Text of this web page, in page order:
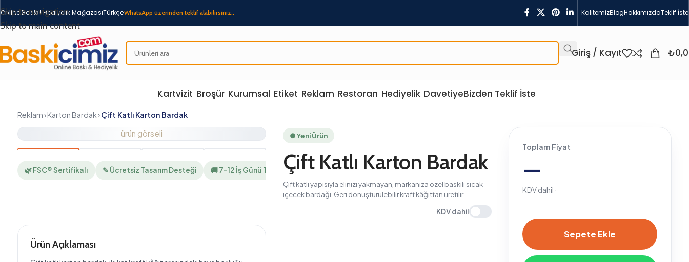
Skip to navigation
Skip to main content
Online Baskı I Hediyelik MağazasıTürkçeWhatsApp üzerinden teklif alabilirsiniz.. KalitemizBlogHakkımızdaTeklif İste
Giriş / Kayıt ₺
Kartvizit Broşür Kurumsal Etiket Reklam Restoran Hediyelik DavetiyeBizden Teklif İste
Çift katlı karton bardak, iki kat kraft kâğıt arasındaki hava boşluğu
sayesinde sıcak içeceğin ısısını dışarı yansıtmaz — yani ekstra bir
Çift Katlı Karton Bardak
Çift katlı yapısıyla elinizi yakmayan, markanıza özel baskılı sıcak
içecek bardağı. Geri dönüştürülebilir kraft kâğıttan üretilir.
KDV dahil
Toplam Fiyat
—
WhatsApp'tan Sipariş Et